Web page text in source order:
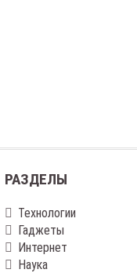
РАЗДЕЛЫ
Технологии
Гаджеты
Интернет
Наука